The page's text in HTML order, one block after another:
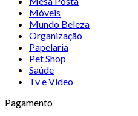
Móveis
Mundo Beleza
Organização
Papelaria
Pet Shop
Saúde
Tv e Vídeo
Pagamento